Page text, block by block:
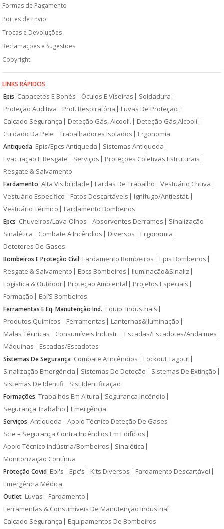
Formas de Pagamento
Portes de Envio
Trocas e Devoluções
Reclamações e Sugestões
Copyright
LINKS RÁPIDOS
Epis Capacetes E Bonés Óculos E Viseiras
Soldadura
Proteção Auditiva
Prot. Respiratória
Luvas De Proteção
Calçado Segurança
Deteção Gás, Alcoolí.
Deteção Gás,Alcooli.
Cuidado Da Pele
Trabalhadores Isolados Ergonomia
Antiqueda Epis/Epcs Antiqueda
Sistemas Antiqueda
Evacuação E Resgate
Serviços
Proteções Coletivas Estruturais
Resgate & Salvamento
Fardamento Alta Visibilidade Fardas De Trabalho
Vestuário Chuva
Vestuário Específico
Fatos Descartáveis
Ignífugo/Antiestát.
Vestuário Térmico
Fardamento Bombeiros
Epcs Chuveiros/Lava-Olhos Absorventes Derrames
Sinalização
Sinalética
Combate A Incêndios Diversos
Ergonomia
Detetores De Gases
Bombeiros E Proteção Civil Fardamento Bombeiros
Epis Bombeiros
Resgate & Salvamento
Epcs Bombeiros
Iluminação&Sinaliz
Logística & Outdoor
Proteção Ambiental
Projetos Especiais
Formação
Epi’S Bombeiros
Ferramentas E Eq. Manutenção Ind. Equip. Industriais
Produtos Químicos
Ferramentas
Lanternas&Iluminação
Malas Técnicas
Consumíveis Industr.
Escadas/Escadotes/Andaimes
Máquinas
Escadas/Escadotes
Sistemas De Segurança Combate A Incêndios
Lockout Tagout
Sinalização Emergência
Sistemas De Deteção
Sistemas De Extinção
Sistemas De Identifi
Sist.Identificação
Formações Trabalhos Em Altura
Segurança Incêndio
Segurança Trabalho
Emergência
Serviços Antiqueda
Apoio Técnico Deteção De Gases
Scie – Segurança Contra Incêndios Em Edifícios
Apoio Técnico Indústria/Bombeiros
Sinalética
Monitorização Contínua
Proteção Covid Epi's Epc's Kits Diversos
Fardamento Descartável
Emergência Médica
Outlet Luvas
Fardamento
Ferramentas & Consumíveis De Manutenção Industrial
Calçado Segurança
Equipamentos De Bombeiros